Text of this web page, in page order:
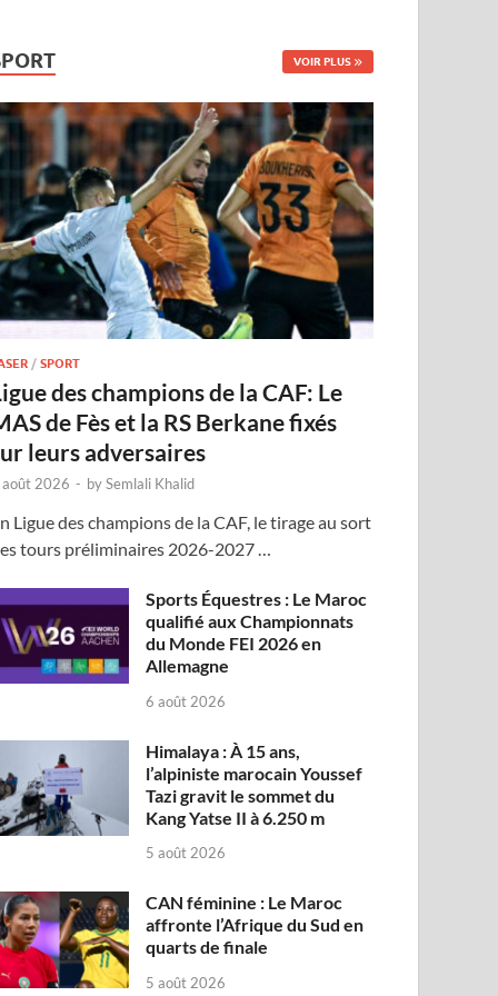
VOIR PLUS
/SPORT
des champions de la CAF: Le
de Fès et la RS Berkane fixés
leurs adversaires
2026 - bySemlali Khalid
Ligue des champions de la CAF, le tirage au sort
tours préliminaires 2026-2027 …
Sports Équestres : Le Maroc
qualifié aux Championnats
du Monde FEI 2026 en
Allemagne
6 août 2026
Himalaya : À 15 ans,
l’alpiniste marocain Youssef
Tazi gravit le sommet du
Kang Yatse II à 6.250 m
5 août 2026
CAN féminine : Le Maroc
affronte l’Afrique du Sud en
quarts de finale
5 août 2026